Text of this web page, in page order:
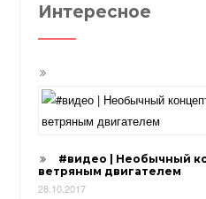
Интересное
#видео | Необычный
ветряным двигателем
28.10.2017